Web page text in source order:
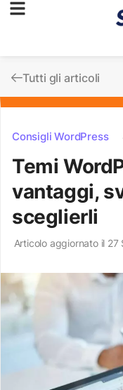
Tutti gli articoli
Consigli WordPress
Temi
vantaggi,
sceglierli
Articolo aggiornato il